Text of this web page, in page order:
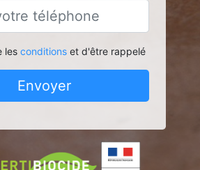
les conditionset d'être rappelé
Envoyer